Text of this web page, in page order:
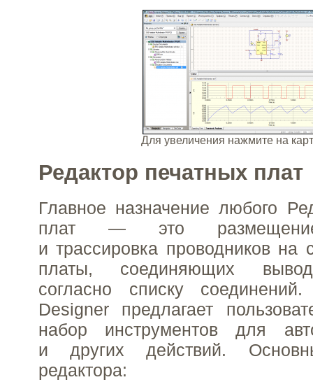
Для увеличения нажмите на
Редактор печатных плат
Главное назначение любого
плат — это размещение
и трассировка проводников на
платы, соединяющих
согласно списку
Designer предлагает
набор инструментов для
и других действий.
редактора: